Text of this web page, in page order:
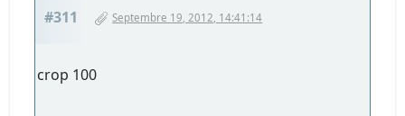
#311 Septembre 19, 2012, 14:41:14
crop 100